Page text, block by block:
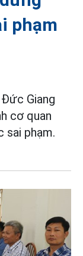
phạm
Giang
cơ quan
sai phạm.